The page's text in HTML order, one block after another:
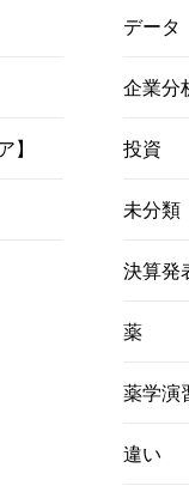
データ
企業分
投資
未分類
決算発
薬
薬学演
違い